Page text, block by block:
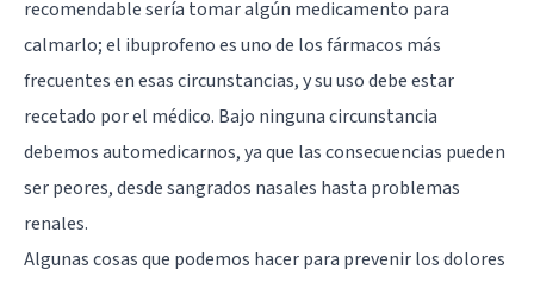
recomendable sería tomar algún medicamento para
calmarlo; el ibuprofeno es uno de los fármacos más
frecuentes en esas circunstancias, y su uso debe estar
recetado por el médico. Bajo ninguna circunstancia
debemos automedicarnos, ya que las consecuencias pueden
ser peores, desde sangrados nasales hasta problemas
renales.
Algunas cosas que podemos hacer para prevenir los dolores